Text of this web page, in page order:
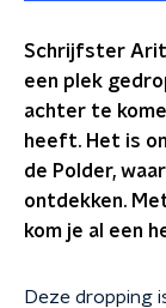
Schrijfster
een plek
achter te
heeft. Het is
de Polder,
ontdekken.
kom je al een
Deze dropping